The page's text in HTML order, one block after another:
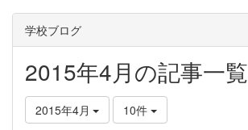
学校ブログ
2015年4月の記事一覧
2015年4月 10件